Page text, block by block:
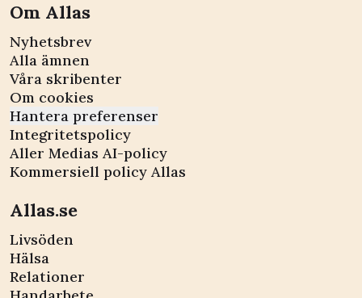
Om Allas
Nyhetsbrev
Alla ämnen
Våra skribenter
Om cookies
Hantera preferenser
Integritetspolicy
Aller Medias AI-policy
Kommersiell policy Allas
Allas.se
Livsöden
Hälsa
Relationer